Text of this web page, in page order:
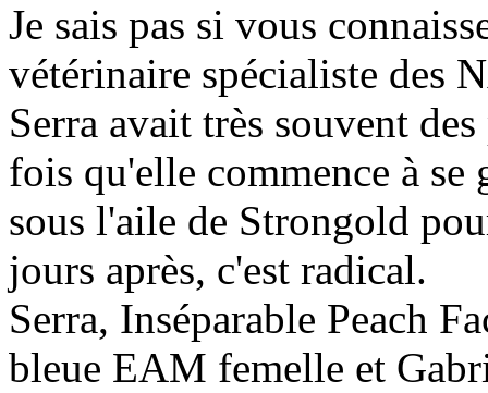
Je sais pas si vous
vétérinaire spécialiste des
Serra avait très souvent
fois qu'elle commence à
sous l'aile de Strongold
jours après, c'est radical.
Serra, Inséparable Peach
bleue EAM femelle et